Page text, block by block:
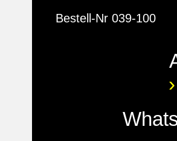
Bestell-Nr 039-100